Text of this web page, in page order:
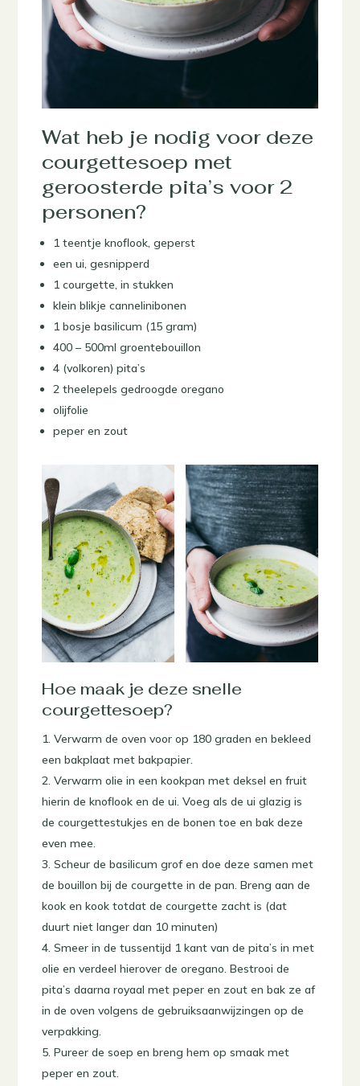
Wat heb je nodig voor deze
courgettesoep met
geroosterde pita’s voor 2
personen?
1 teentje knoflook, geperst
een ui, gesnipperd
1 courgette, in stukken
klein blikje cannelinibonen
1 bosje basilicum (15 gram)
400 – 500ml groentebouillon
4 (volkoren) pita’s
2 theelepels gedroogde oregano
olijfolie
peper en zout
Hoe maak je deze snelle
courgettesoep?
Verwarm de oven voor op 180 graden en bekleed
een bakplaat met bakpapier.
Verwarm olie in een kookpan met deksel en fruit
hierin de knoflook en de ui. Voeg als de ui glazig is
de courgettestukjes en de bonen toe en bak deze
even mee.
Scheur de basilicum grof en doe deze samen met
de bouillon bij de courgette in de pan. Breng aan de
kook en kook totdat de courgette zacht is (dat
duurt niet langer dan 10 minuten)
Smeer in de tussentijd 1 kant van de pita’s in met
olie en verdeel hierover de oregano. Bestrooi de
pita’s daarna royaal met peper en zout en bak ze af
in de oven volgens de gebruiksaanwijzingen op de
verpakking.
Pureer de soep en breng hem op smaak met
peper en zout.